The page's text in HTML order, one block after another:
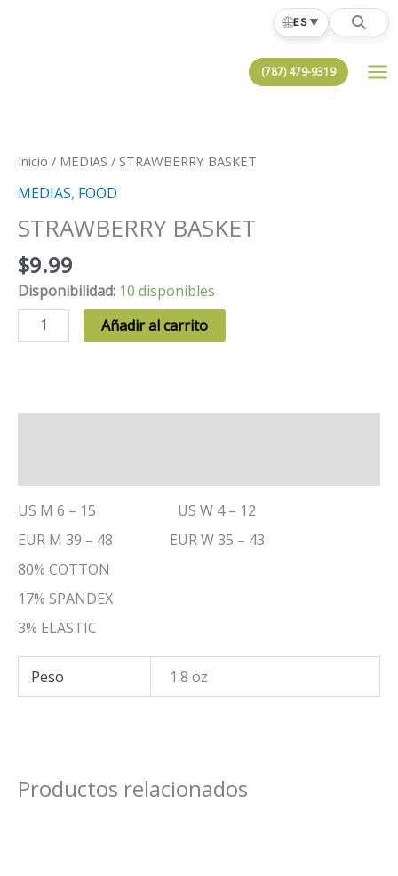
🌐ES▼
(787) 479-9319
Inicio / MEDIAS / STRAWBERRY BASKET
MEDIAS, FOOD
STRAWBERRY BASKET
$9.99
Disponibilidad: 10 disponibles
STRAWBERRY
BASKET
Añadir al carrito
US M 6 – 15 US W 4 – 12
EUR M 39 – 48 EUR W 35 – 43
80% COTTON
17% SPANDEX
3% ELASTIC
Peso 1.8 oz
Productos relacionados